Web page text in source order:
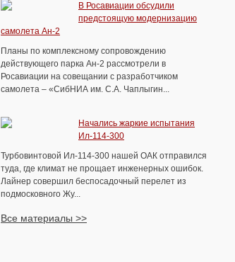
В Росавиации обсудили
предстоящую модернизацию
самолета Ан-2
Планы по комплексному сопровождению
действующего парка Ан-2 рассмотрели в
Росавиации на совещании с разработчиком
самолета – «СибНИА им. С.А. Чаплыгин...
Начались жаркие испытания
Ил-114-300
Турбовинтовой Ил-114-300 нашей ОАК отправился
туда, где климат не прощает инженерных ошибок.
Лайнер совершил беспосадочный перелет из
подмосковного Жу...
Все материалы >>